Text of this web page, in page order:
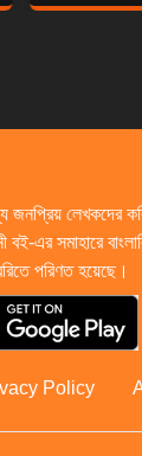
জনপ্রিয় লেখকদের
বই-এর সমাহারে
পরিণত হয়েছে।
Policy